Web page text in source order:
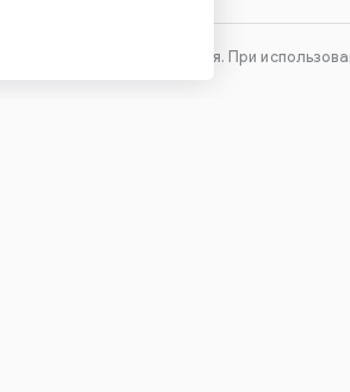
оборудования. При